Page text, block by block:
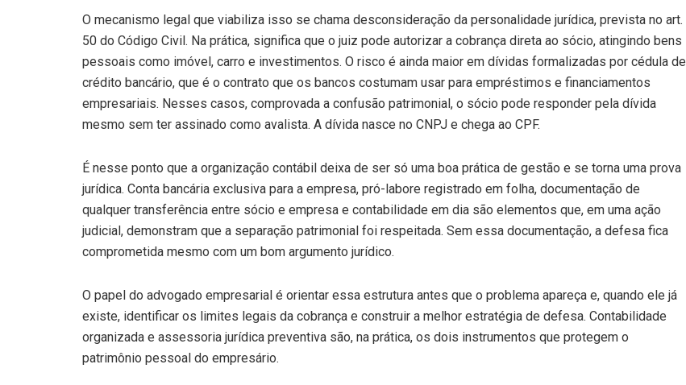
O mecanismo legal que viabiliza isso se chama desconsideração da personalidade jurídica, prevista no art.
50 do Código Civil. Na prática, significa que o juiz pode autorizar a cobrança direta ao sócio, atingindo bens
pessoais como imóvel, carro e investimentos. O risco é ainda maior em dívidas formalizadas por cédula de
crédito bancário, que é o contrato que os bancos costumam usar para empréstimos e financiamentos
empresariais. Nesses casos, comprovada a confusão patrimonial, o sócio pode responder pela dívida
mesmo sem ter assinado como avalista. A dívida nasce no CNPJ e chega ao CPF.
É nesse ponto que a organização contábil deixa de ser só uma boa prática de gestão e se torna uma prova
jurídica. Conta bancária exclusiva para a empresa, pró-labore registrado em folha, documentação de
qualquer transferência entre sócio e empresa e contabilidade em dia são elementos que, em uma ação
judicial, demonstram que a separação patrimonial foi respeitada. Sem essa documentação, a defesa fica
comprometida mesmo com um bom argumento jurídico.
O papel do advogado empresarial é orientar essa estrutura antes que o problema apareça e, quando ele já
existe, identificar os limites legais da cobrança e construir a melhor estratégia de defesa. Contabilidade
organizada e assessoria jurídica preventiva são, na prática, os dois instrumentos que protegem o
patrimônio pessoal do empresário.